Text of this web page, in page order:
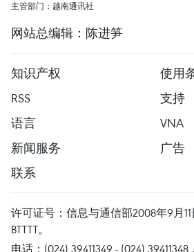
主管部门：越南通讯社
网站总编辑：陈进笋
知识产权
使用
RSS
支持
语言
VNA
新闻服务
广告
联系
许可证号：信息与通信部2008年9月11
BTTTT。
电话：(024) 39411349 - (024)